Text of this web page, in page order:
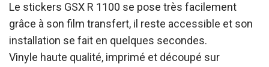
Le stickers GSX R 1100 se pose très facilement
grâce à son film transfert, il reste accessible et son
installation se fait en quelques secondes.
Vinyle haute qualité, imprimé et découpé sur